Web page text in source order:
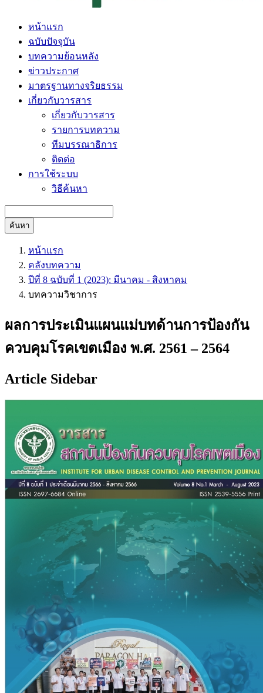
หน้าแรก
ฉบับปัจจุบัน
บทความย้อนหลัง
ข่าวประกาศ
มาตรฐานทางจริยธรรม
เกี่ยวกับวารสาร
เกี่ยวกับวารสาร
รายการบทความ
ทีมบรรณาธิการ
ติดต่อ
การใช้ระบบ
วิธีค้นหา
ค้นหา
หน้าแรก
คลังบทความ
ปีที่ 8 ฉบับที่ 1 (2023): มีนาคม - สิงหาคม
บทความวิชาการ
ผลการประเมินแผนแม่บทด้านการป้องกัน
ควบคุมโรคเขตเมือง พ.ศ. 2561 – 2564
Article Sidebar